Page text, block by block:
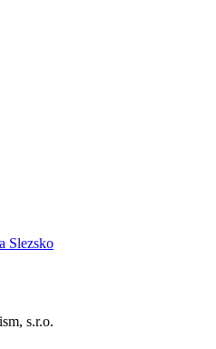
Slezsko
s.r.o.